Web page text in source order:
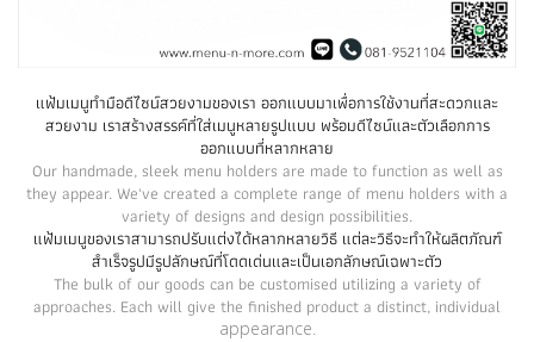
แฟ้มเมนูทำมือดีไซน์สวยงามของเรา ออกแบบมาเพื่อการใช้งานที่สะดวกและ
สวยงาม เราสร้างสรรค์ที่ใส่เมนูหลายรูปแบบ พร้อมดีไซน์และตัวเลือกการ
ออกแบบที่หลากหลาย
Our handmade, sleek menu holders are made to function as well as
they appear. We've created a complete range of menu holders with a
variety of designs and design possibilities.
แฟ้มเมนูของเราสามารถปรับแต่งได้หลากหลายวิธี แต่ละวิธีจะทำให้ผลิตภัณฑ์
สำเร็จรูปมีรูปลักษณ์ที่โดดเด่นและเป็นเอกลักษณ์เฉพาะตัว
The bulk of our goods can be customised utilizing a variety of
approaches. Each will give the finished product a distinct, individual
appearance.